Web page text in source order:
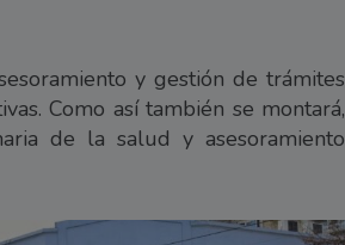
y gestión de trámites
Como así también se montará,
de la salud y asesoramiento